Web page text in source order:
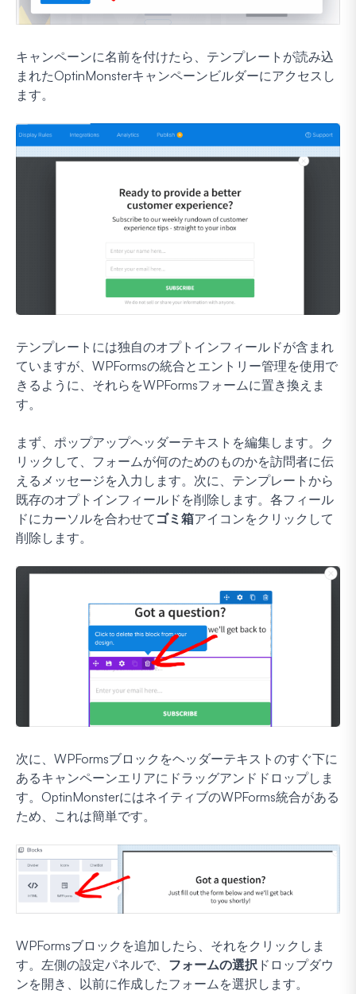
キャンペーンに名前を付けたら、テンプレートが読み込
まれたOptinMonsterキャンペーンビルダーにアクセスし
ます。
テンプレートには独自のオプトインフィールドが含まれ
ていますが、WPFormsの統合とエントリー管理を使用で
きるように、それらをWPFormsフォームに置き換えま
す。
まず、ポップアップヘッダーテキストを編集します。ク
リックして、フォームが何のためのものかを訪問者に伝
えるメッセージを入力します。次に、テンプレートから
既存のオプトインフィールドを削除します。各フィール
ドにカーソルを合わせて ゴミ箱アイコンをクリックして
削除します。
次に、WPFormsブロックをヘッダーテキストのすぐ下に
あるキャンペーンエリアにドラッグアンドドロップしま
す。OptinMonsterにはネイティブのWPForms統合がある
ため、これは簡単です。
WPFormsブロックを追加したら、それをクリックしま
す。左側の設定パネルで、 フォームの選択 ドロップダウ
ンを開き、以前に作成したフォームを選択します。